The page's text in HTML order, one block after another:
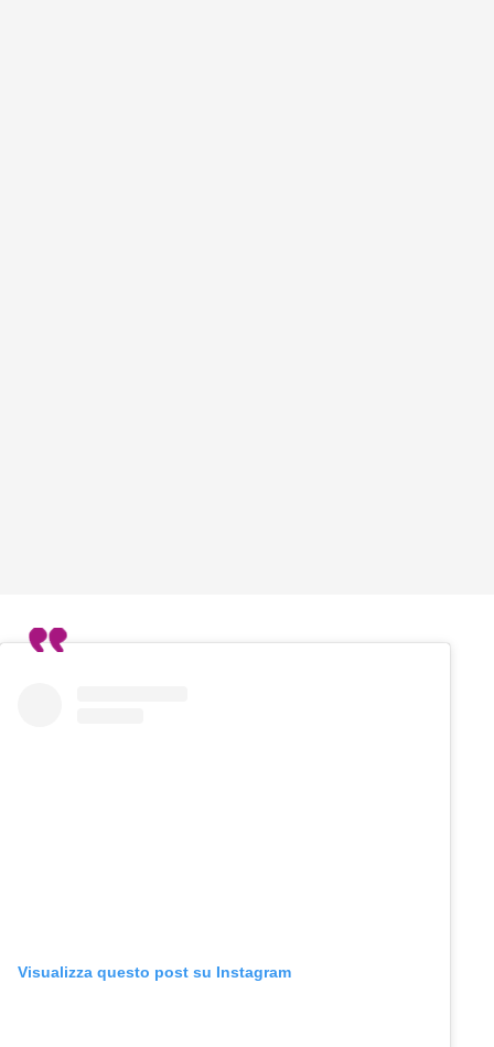
Visualizza questo post su Instagram